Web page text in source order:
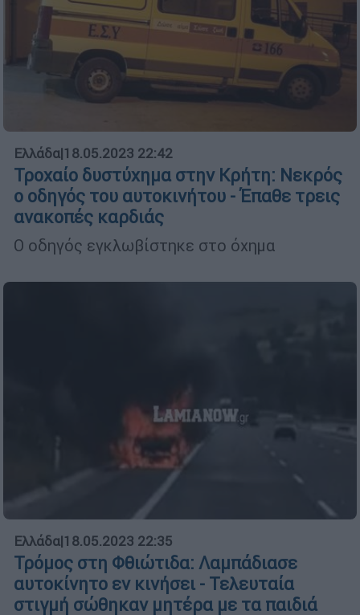
Ελλάδα|18.05.2023 22:42
Τροχαίο δυστύχημα στην Κρήτη: Νεκρός
ο οδηγός του αυτοκινήτου - Έπαθε τρεις
ανακοπές καρδιάς
Ο οδηγός εγκλωβίστηκε στο όχημα
Ελλάδα|18.05.2023 22:35
Τρόμος στη Φθιώτιδα: Λαμπάδιασε
αυτοκίνητο εν κινήσει - Τελευταία
στιγμή σώθηκαν μητέρα με τα παιδιά